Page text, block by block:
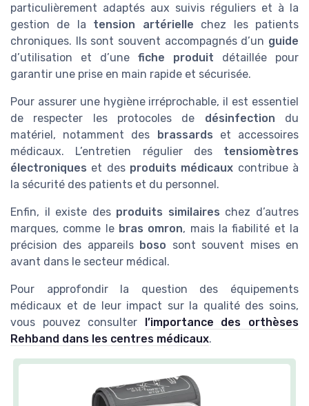
particulièrement adaptés aux suivis réguliers et à la
gestion de la tension artérielle chez les patients
chroniques. Ils sont souvent accompagnés d’un guide
d’utilisation et d’une fiche produit détaillée pour
garantir une prise en main rapide et sécurisée.
Pour assurer une hygiène irréprochable, il est essentiel
de respecter les protocoles de désinfection du
matériel, notamment des brassards et accessoires
médicaux. L’entretien régulier des tensiomètres
électroniques et des produits médicaux contribue à
la sécurité des patients et du personnel.
Enfin, il existe des produits similaires chez d’autres
marques, comme le bras omron, mais la fiabilité et la
précision des appareils boso sont souvent mises en
avant dans le secteur médical.
Pour approfondir la question des équipements
médicaux et de leur impact sur la qualité des soins,
vous pouvez consulter l’importance des orthèses
Rehband dans les centres médicaux.